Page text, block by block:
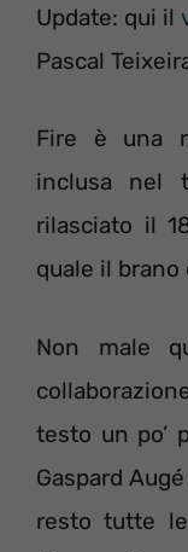
Update: qui il
Pascal
Fire è una
inclusa nel
rilasciato il
quale il
Non male
testo un po’
Gaspard
resto tutte